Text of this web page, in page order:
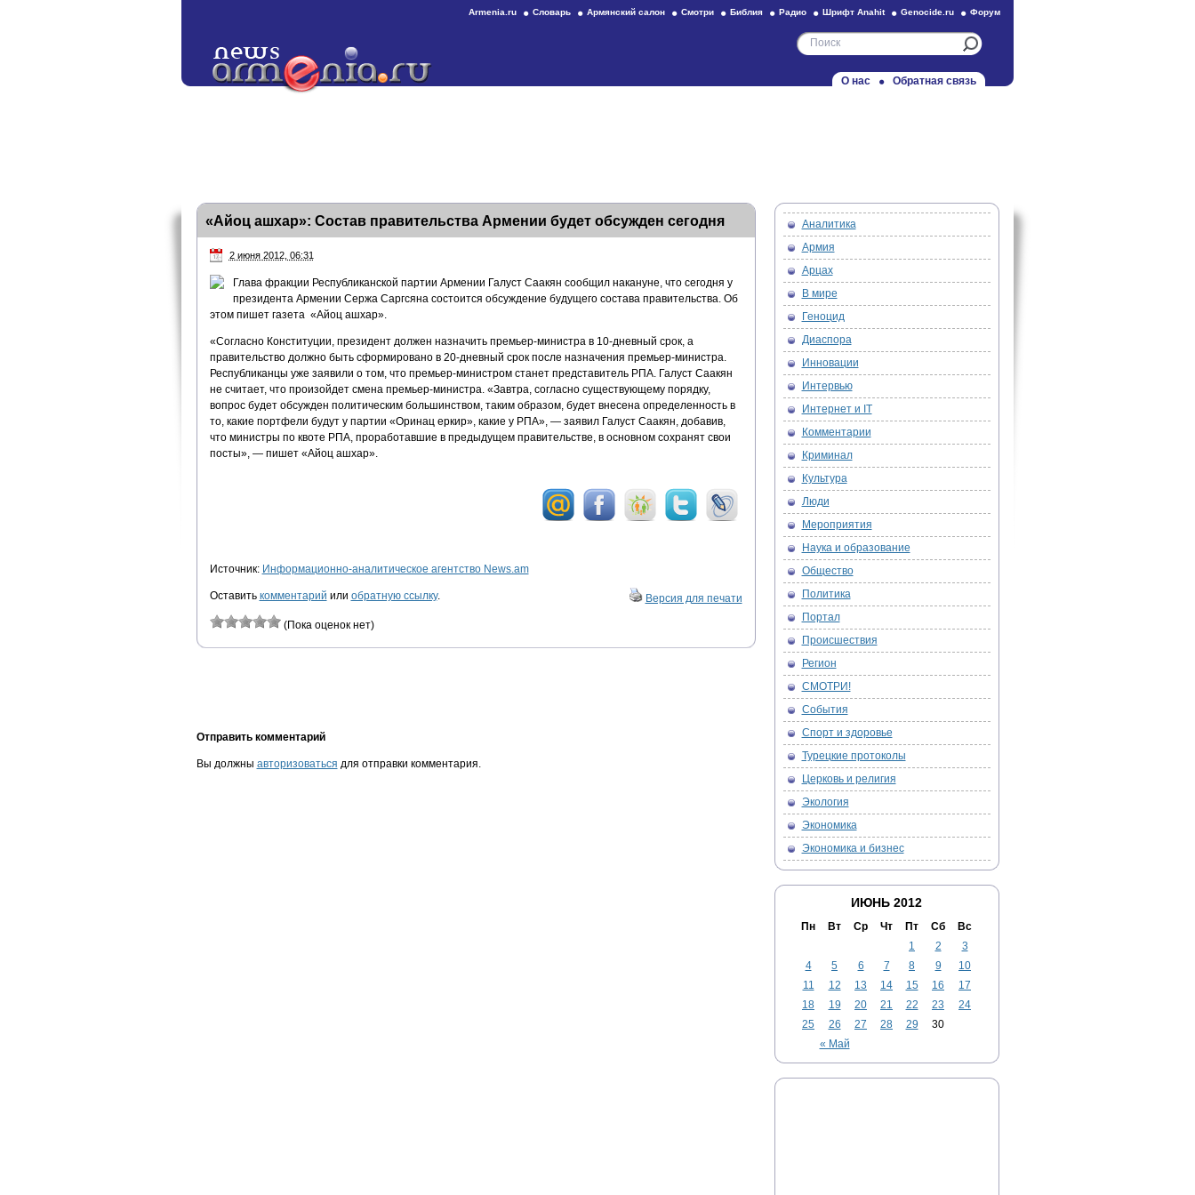
Armenia.ru Словарь Армянский салон Смотри Библия Радио Шрифт Anahit Genocide.ru Форум
О нас Обратная связь
«Айоц ашхар»: Состав правительства Армении будет обсужден сегодня
2 июня 2012, 06:31
Глава фракции Республиканской партии Армении Галуст Саакян сообщил накануне, что сегодня у
президента Армении Сержа Саргсяна состоится обсуждение будущего состава правительства. Об
этом пишет газета «Айоц ашхар».
«Согласно Конституции, президент должен назначить премьер-министра в 10-дневный срок, а
правительство должно быть сформировано в 20-дневный срок после назначения премьер-министра.
Республиканцы уже заявили о том, что премьер-министром станет представитель РПА. Галуст Саакян
не считает, что произойдет смена премьер-министра. «Завтра, согласно существующему порядку,
вопрос будет обсужден политическим большинством, таким образом, будет внесена определенность в
то, какие портфели будут у партии «Оринац еркир», какие у РПА», — заявил Галуст Саакян, добавив,
что министры по квоте РПА, проработавшие в предыдущем правительстве, в основном сохранят свои
посты», — пишет «Айоц ашхар».
Источник: Информационно-аналитическое агентство News.am
Оставить комментарий или обратную ссылку. Версия для печати
(Пока оценок нет)
Отправить комментарий
Вы должны авторизоваться для отправки комментария.
Аналитика
Армия
Арцах
В мире
Геноцид
Диаспора
Инновации
Интервью
Интернет и IT
Комментарии
Криминал
Культура
Люди
Мероприятия
Наука и образование
Общество
Политика
Портал
Происшествия
Регион
СМОТРИ!
События
Спорт и здоровье
Турецкие протоколы
Церковь и религия
Экология
Экономика
Экономика и бизнес
ИЮНЬ 2012
Пн Вт Ср Чт Пт Сб Вс
« Май
1 2
3
4
5 6 7 8 9
10
11
12 13 14 15 16
17
18
19 20 21 22 23
24
25
26 27 28 29 30